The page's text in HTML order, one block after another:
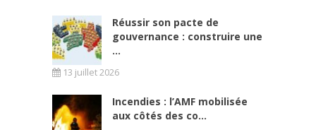
Réussir son pacte de
gouvernance : construire une
...
13 juillet 2026
Incendies : l’AMF mobilisée
aux côtés des co...